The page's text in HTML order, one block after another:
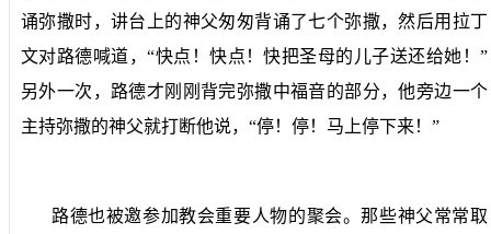
诵弥撒时，讲台上的神父匆匆背诵了七个弥撒，然后用拉丁
文对路德喊道，“快点！快点！快把圣母的儿子送还给她！”
另外一次，路德才刚刚背完弥撒中福音的部分，他旁边一个
主持弥撒的神父就打断他说，“停！停！马上停下来！”
路德也被邀参加教会重要人物的聚会。那些神父常常取